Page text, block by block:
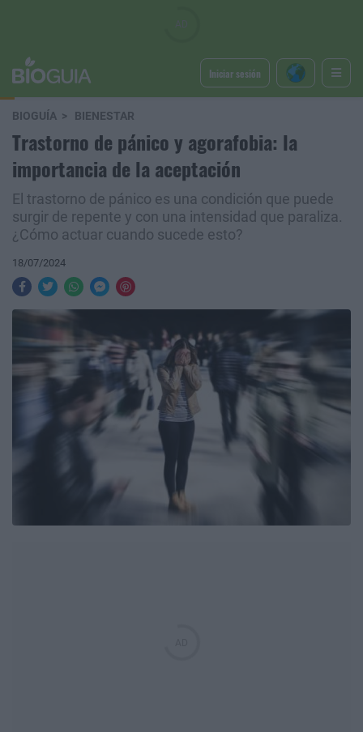
Iniciar sesión
BIOGUÍA BIENESTAR
Trastorno de pánico y agorafobia: la
importancia de la aceptación
El trastorno de pánico es una condición que puede
surgir de repente y con una intensidad que paraliza.
¿Cómo actuar cuando sucede esto?
18/07/2024